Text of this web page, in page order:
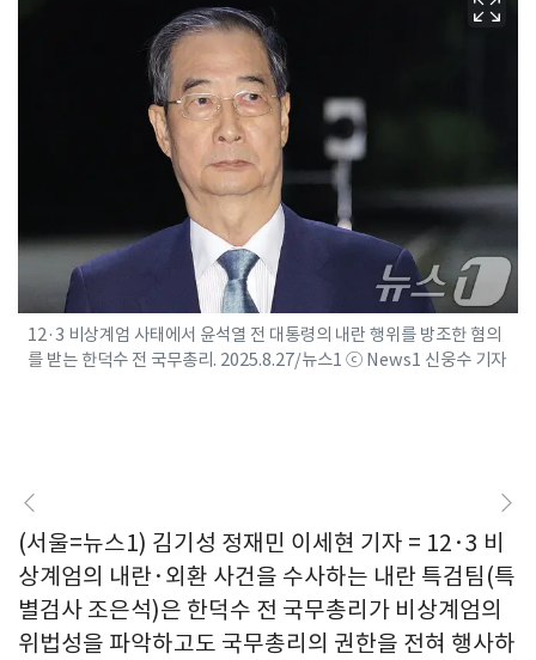
12·3 비상계엄 사태에서 윤석열 전 대통령의 내란 행위를 방조한 혐의
를 받는 한덕수 전 국무총리. 2025.8.27/뉴스1 ⓒ News1 신웅수 기자
(서울=뉴스1) 김기성 정재민 이세현 기자 = 12·3 비
상계엄의 내란·외환 사건을 수사하는 내란 특검팀(특
별검사 조은석)은 한덕수 전 국무총리가 비상계엄의
위법성을 파악하고도 국무총리의 권한을 전혀 행사하